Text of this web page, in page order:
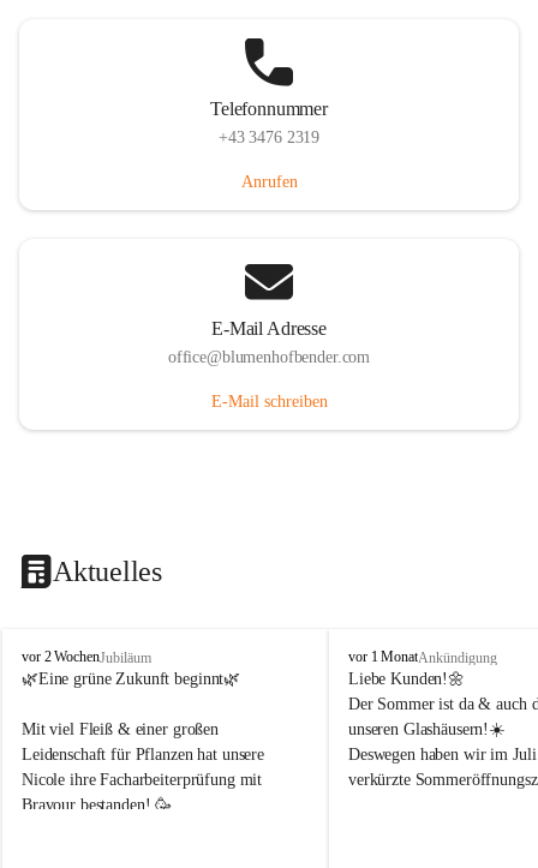
Telefonnummer
+43 3476 2319
Anrufen
E-Mail Adresse
office@blumenhofbender.com
E-Mail schreiben
Aktuelles
B
l
m
e
n
h
o
vor 2 WochenJubiläum
🌿Eine grüne Zukunft beginnt🌿
Mit viel Fleiß & einer großen
Leidenschaft für Pflanzen hat unsere
Nicole ihre Facharbeiterprüfung mit
Bravour bestanden! 🥳
B
l
u
m
e
n
h
vor 1 MonatAnkündigung
Liebe Kunden!🌼
Der Sommer ist da & auch
unseren Glashäusern!☀️
Deswegen haben wir im
verkürzte